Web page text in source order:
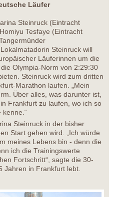
Läufer
Steinruck (Eintracht
Tesfaye (Eintracht
Steinruck will
Läuferinnen um die
Olympia-Norm von 2:29:30
Steinruck wird zum dritten
Marathon laufen. „Mein
Über alles, was darunter ist,
Frankfurt zu laufen, wo ich so
Steinruck in der bisher
Start gehen wird. „Ich würde
meines Lebens bin - denn die
ich die Trainingswerte
Fortschritt“, sagte die 30-
Jahren in Frankfurt lebt.